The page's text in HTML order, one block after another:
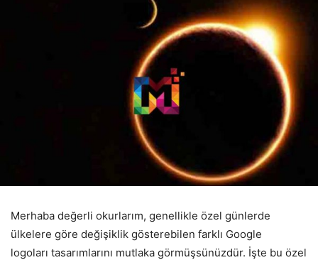
Merhaba değerli okurlarım, genellikle özel günlerde
ülkelere göre değişiklik gösterebilen farklı Google
logoları tasarımlarını mutlaka görmüşsünüzdür. İşte bu özel